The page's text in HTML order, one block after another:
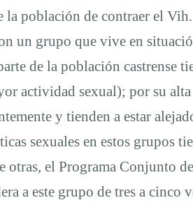
la población de contraer el
un grupo que vive en
de la población castrense
actividad sexual); por su
y tienden a estar
sexuales en estos grupos
otras, el Programa Conjunto
a este grupo de tres a cinco